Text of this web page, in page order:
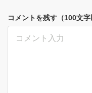
コメントを残す（100文字